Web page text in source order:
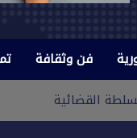
فن وثقافة
القضائية